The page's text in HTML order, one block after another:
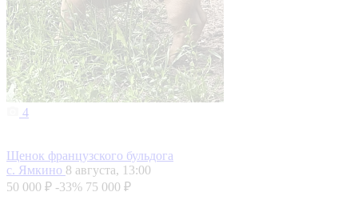
4
Щенок французского бульдога
с. Ямкино 8 августа, 13:00
50 000 ₽ -33% 75 000 ₽